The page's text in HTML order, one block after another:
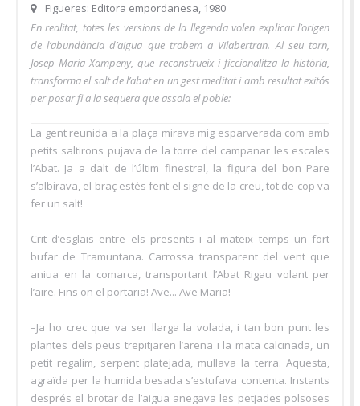
Figueres: Editora empordanesa, 1980
En realitat, totes les versions de la llegenda volen explicar l’origen
de l’abundància d’aigua que trobem a Vilabertran. Al seu torn,
Josep Maria Xampeny, que reconstrueix i ficcionalitza la història,
transforma el salt de l’abat en un gest meditat i amb resultat exitós
per posar fi a la sequera que assola el poble:
La gent reunida a la plaça mirava mig esparverada com amb
petits saltirons pujava de la torre del campanar les escales
l’Abat. Ja a dalt de l’últim finestral, la figura del bon Pare
s’albirava, el braç estès fent el signe de la creu, tot de cop va
fer un salt!
Crit d’esglais entre els presents i al mateix temps un fort
bufar de Tramuntana. Carrossa transparent del vent que
aniua en la comarca, transportant l’Abat Rigau volant per
l’aire. Fins on el portaria! Ave... Ave Maria!
–Ja ho crec que va ser llarga la volada, i tan bon punt les
plantes dels peus trepitjaren l’arena i la mata calcinada, un
petit regalim, serpent platejada, mullava la terra. Aquesta,
agraïda per la humida besada s’estufava contenta. Instants
després el brotar de l’aigua anegava les petjades polsoses